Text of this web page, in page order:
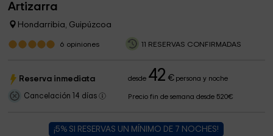
Artizarra
Hondarribia, Guipúzcoa
6 opiniones 11 RESERVAS CONFIRMADAS
Reserva inmediata desde 42 €persona y noche
Cancelación 14 días Precio fin de semana desde 520€
¡5% SI RESERVAS UN MÍNIMO DE 7 NOCHES!